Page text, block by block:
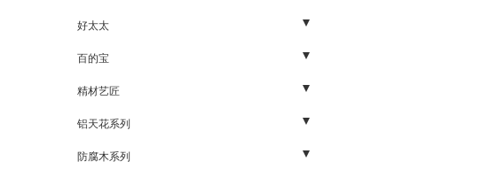
装饰五金
细木工板
硅钙板
轻钢龙骨
岩棉（玻璃棉）
高晶复合天花板
板材
生态板系列
五金
基础板材
好太太
板材系列
百的宝
生态板
胶合板
装饰面板
精材艺匠
生态板
人造板
铝天花系列
厨卫系列
防腐木系列